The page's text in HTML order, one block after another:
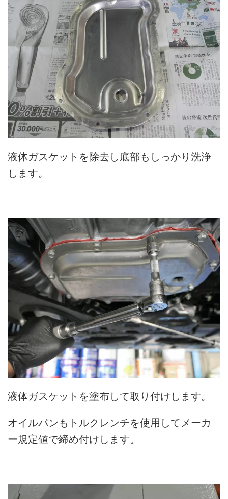
液体ガスケットを除去し底部もしっかり洗浄
します。
液体ガスケットを塗布して取り付けします。
オイルパンもトルクレンチを使用してメーカ
ー規定値で締め付けします。